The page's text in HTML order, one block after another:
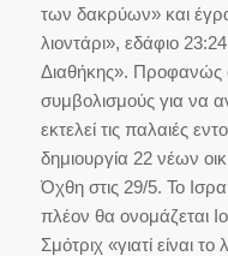
των δακρύων» και
λιοντάρι», εδάφιο
Διαθήκης». Προφανώς
συμβολισμούς για να
εκτελεί τις παλαιές
δημιουργία 22 νέων
Όχθη στις 29/5. Το
πλέον θα ονομάζεται
Σμότριχ «γιατί είναι